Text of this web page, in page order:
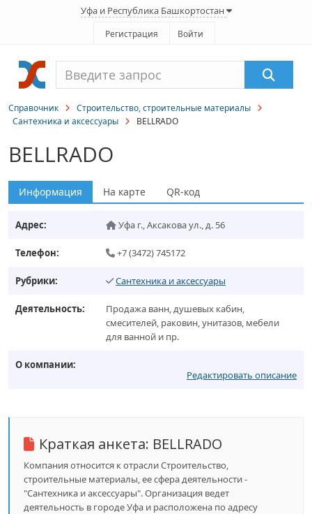
Уфа и Республика Башкортостан
Регистрация Войти
Справочник
Строительство, строительные материалы
Сантехника и аксессуары
BELLRADO
BELLRADO
Информация На карте QR-код
Адрес: Уфа г.,Аксакова ул., д. 56
Телефон: +7 (3472) 745172
Рубрики: Сантехника и аксессуары
Деятельность:
Продажа ванн, душевых кабин,
смесителей, раковин, унитазов, мебели
для ванной и пр.
О компании:
Редактировать описание
Краткая анкета: BELLRADO
Компания относится к отрасли Строительство,
строительные материалы, ее сфера деятельности -
"Сантехника и аксессуары". Организация ведет
деятельность в городе Уфа и расположена по адресу